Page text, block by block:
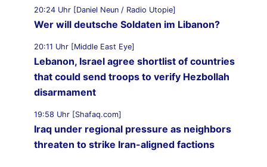
20:24 Uhr [Daniel Neun / Radio Utopie]
Wer will deutsche Soldaten im Libanon?
20:11 Uhr [Middle East Eye]
Lebanon, Israel agree shortlist of countries
that could send troops to verify Hezbollah
disarmament
19:58 Uhr [Shafaq.com]
Iraq under regional pressure as neighbors
threaten to strike Iran-aligned factions